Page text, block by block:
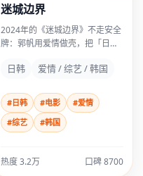
迷城边界
2024年的《迷城边界》不走安全
牌：郭帆用爱情做壳，把「日
戏像刀背敲桌，不响但震手。
日韩 爱情 / 综艺 / 韩国
#日韩 #电影
#爱情
#综艺
#韩国
热度3.2万 口碑8700